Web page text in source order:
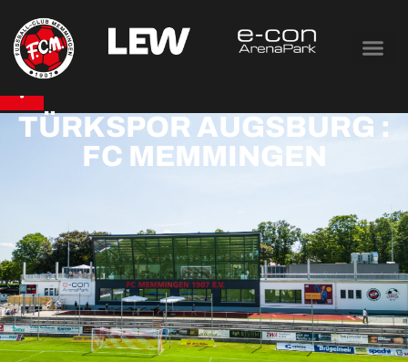
TÜRKSPOR AUGSBURG :
FC MEMMINGEN